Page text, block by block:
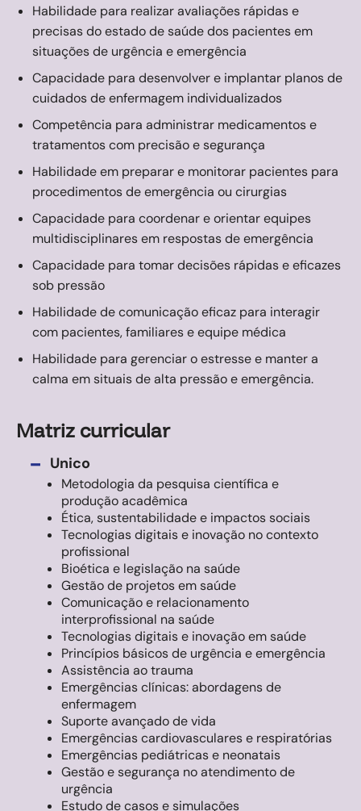
Habilidade para realizar avaliações rápidas e
precisas do estado de saúde dos pacientes em
situações de urgência e emergência
Capacidade para desenvolver e implantar planos de
cuidados de enfermagem individualizados
Competência para administrar medicamentos e
tratamentos com precisão e segurança
Habilidade em preparar e monitorar pacientes para
procedimentos de emergência ou cirurgias
Capacidade para coordenar e orientar equipes
multidisciplinares em respostas de emergência
Capacidade para tomar decisões rápidas e eficazes
sob pressão
Habilidade de comunicação eficaz para interagir
com pacientes, familiares e equipe médica
Habilidade para gerenciar o estresse e manter a
calma em situais de alta pressão e emergência.
Matriz curricular
- Unico
Metodologia da pesquisa científica e
produção acadêmica
Ética, sustentabilidade e impactos sociais
Tecnologias digitais e inovação no contexto
profissional
Bioética e legislação na saúde
Gestão de projetos em saúde
Comunicação e relacionamento
interprofissional na saúde
Tecnologias digitais e inovação em saúde
Princípios básicos de urgência e emergência
Assistência ao trauma
Emergências clínicas: abordagens de
enfermagem
Suporte avançado de vida
Emergências cardiovasculares e respiratórias
Emergências pediátricas e neonatais
Gestão e segurança no atendimento de
urgência
Estudo de casos e simulações